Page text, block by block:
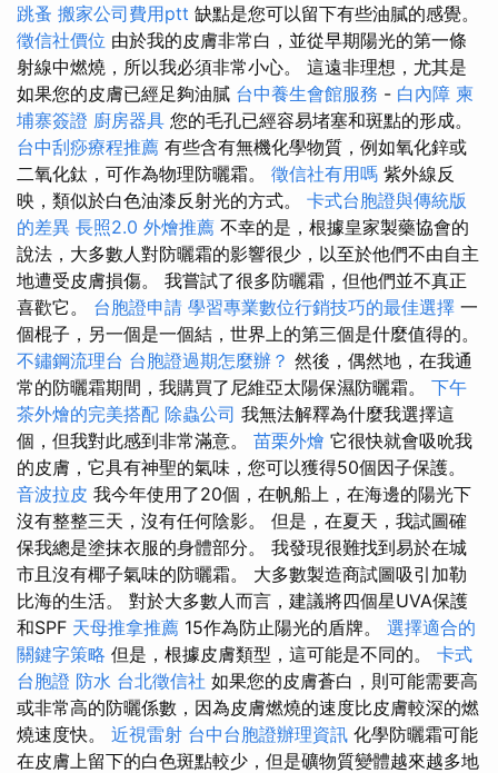
跳蚤 搬家公司費用ptt 缺點是您可以留下有些油膩的感覺。
徵信社價位 由於我的皮膚非常白，並從早期陽光的第一條
射線中燃燒，所以我必須非常小心。 這遠非理想，尤其是
如果您的皮膚已經足夠油膩 台中養生會館服務 - 白內障 柬
埔寨簽證 廚房器具 您的毛孔已經容易堵塞和斑點的形成。
台中刮痧療程推薦 有些含有無機化學物質，例如氧化鋅或
二氧化鈦，可作為物理防曬霜。 徵信社有用嗎 紫外線反
映，類似於白色油漆反射光的方式。 卡式台胞證與傳統版
的差異 長照2.0 外燴推薦 不幸的是，根據皇家製藥協會的
說法，大多數人對防曬霜的影響很少，以至於他們不由自主
地遭受皮膚損傷。 我嘗試了很多防曬霜，但他們並不真正
喜歡它。 台胞證申請 學習專業數位行銷技巧的最佳選擇 一
個棍子，另一個是一個結，世界上的第三個是什麼值得的。
不鏽鋼流理台 台胞證過期怎麼辦？ 然後，偶然地，在我通
常的防曬霜期間，我購買了尼維亞太陽保濕防曬霜。 下午
茶外燴的完美搭配 除蟲公司 我無法解釋為什麼我選擇這
個，但我對此感到非常滿意。 苗栗外燴 它很快就會吸吮我
的皮膚，它具有神聖的氣味，您可以獲得50個因子保護。
音波拉皮 我今年使用了20個，在帆船上，在海邊的陽光下
沒有整整三天，沒有任何陰影。 但是，在夏天，我試圖確
保我總是塗抹衣服的身體部分。 我發現很難找到易於在城
市且沒有椰子氣味的防曬霜。 大多數製造商試圖吸引加勒
比海的生活。 對於大多數人而言，建議將四個星UVA保護
和SPF 天母推拿推薦 15作為防止陽光的盾牌。 選擇適合的
關鍵字策略 但是，根據皮膚類型，這可能是不同的。 卡式
台胞證 防水 台北徵信社 如果您的皮膚蒼白，則可能需要高
或非常高的防曬係數，因為皮膚燃燒的速度比皮膚較深的燃
燒速度快。 近視雷射 台中台胞證辦理資訊 化學防曬霜可能
在皮膚上留下的白色斑點較少，但是礦物質變體越來越多地